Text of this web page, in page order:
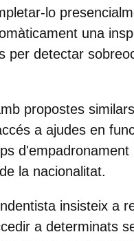
lo
una
per detectar
propostes
a ajudes en
la nacionalitat.
insisteix a
a determinats